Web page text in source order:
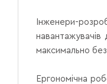
Інженери-
навантажувачів
максимально
Ергономічна